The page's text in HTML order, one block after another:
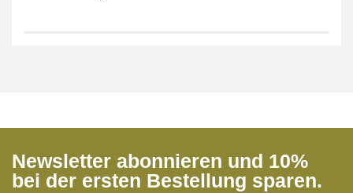
Newsletter abonnieren und 10%
bei der ersten Bestellung sparen.